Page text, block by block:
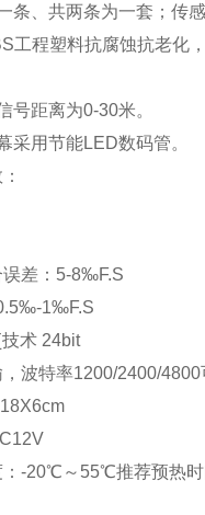
条、共两条为一套；传
工程塑料抗腐蚀抗老化
号距离为0-30米。
采用节能LED数码管。
：
误差：5-8‰F.S
1‰F.S
术 24bit
波特率1200/2400/4800
：-20℃～55℃推荐预热